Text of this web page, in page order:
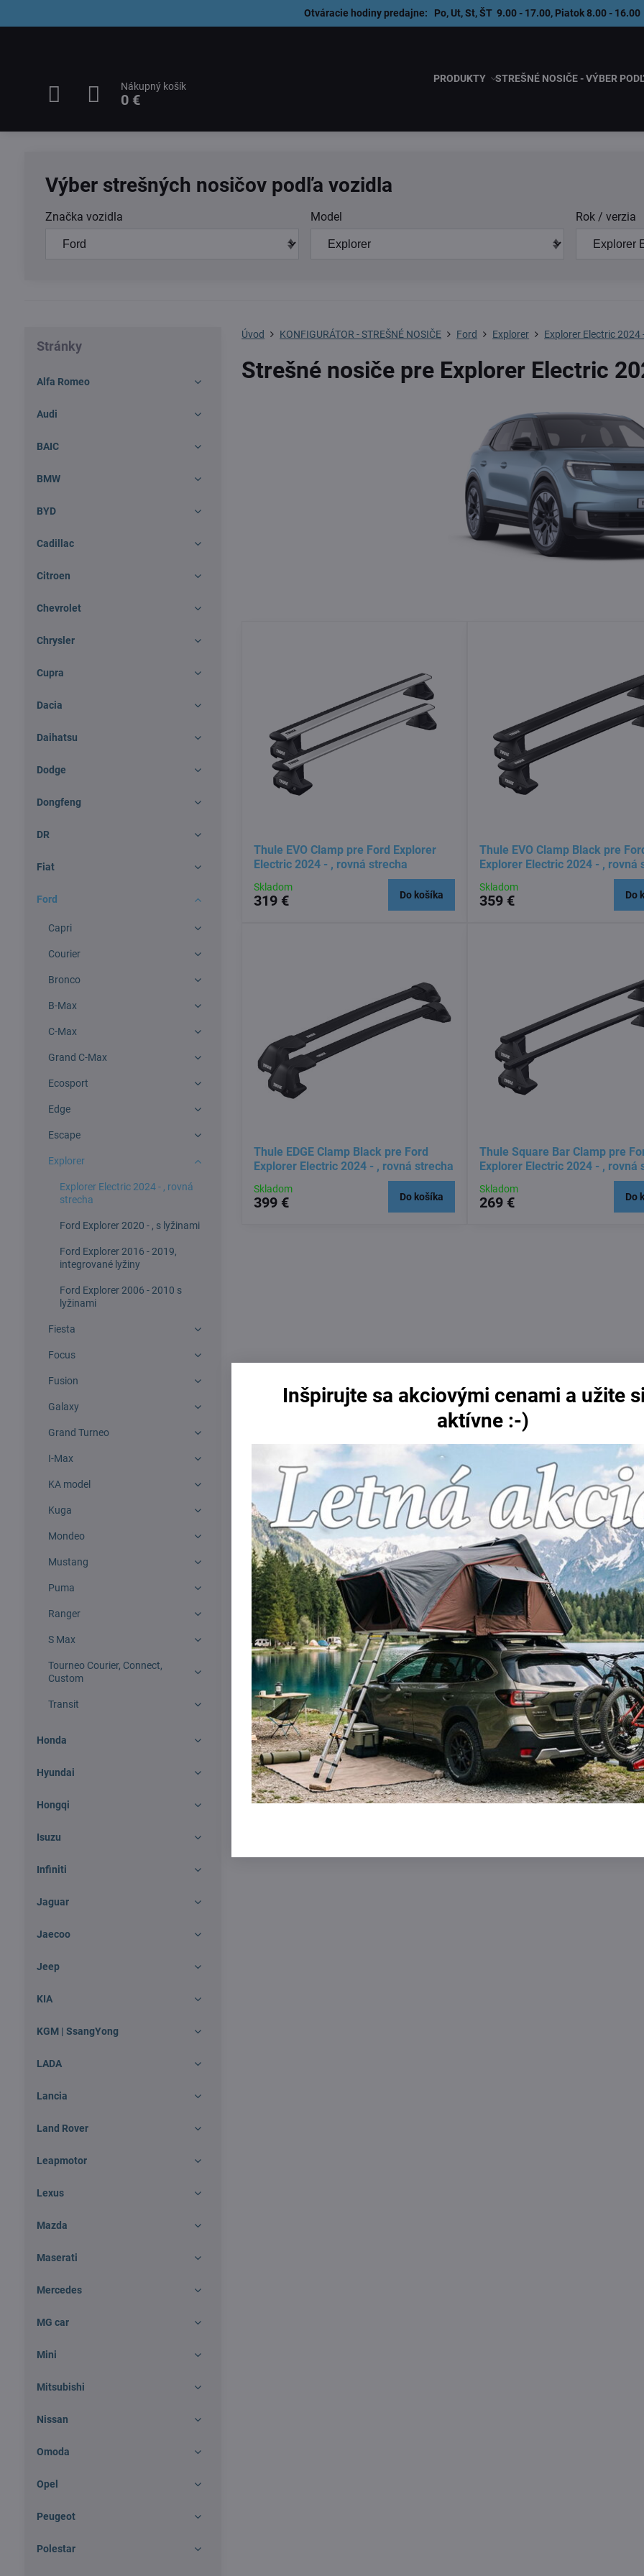
Otváracie hodiny predajne: Po, Ut, St, ŠT 9.00 - 17.00, Piatok 8.00 -
Nákupný košík
0 €
PRODUKTY STREŠNÉ NOSIČE - VÝBER
Výber strešných nosičov podľa vozidla
Značka vozidla Model Rok / verzia
Úvod KONFIGURÁTOR - STREŠNÉ NOSIČE Ford Explorer Explorer Electric 2024
Strešné nosiče pre Explorer Electric
Thule EVO Clamp pre Ford Explorer
Electric 2024 - , rovná strecha
Skladom
319 € Do košíka
Thule EVO Clamp Black pre
Explorer Electric 2024 - , rovná
Skladom
359 € Do
Thule EDGE Clamp Black pre Ford
Explorer Electric 2024 - , rovná strecha
Skladom
399 € Do košíka
Thule Square Bar Clamp pre
Explorer Electric 2024 - , rovná
Skladom
269 € Do
Stránky
Alfa Romeo
Audi
BAIC
BMW
BYD
Cadillac
Citroen
Chevrolet
Chrysler
Cupra
Dacia
Daihatsu
Dodge
Dongfeng
DR
Fiat
Ford
Capri
Courier
Bronco
B-Max
C-Max
Grand C-Max
Ecosport
Edge
Escape
Explorer
Explorer Electric 2024 - , rovná
strecha
Ford Explorer 2020 - , s lyžinami
Ford Explorer 2016 - 2019,
integrované lyžiny
Ford Explorer 2006 - 2010 s
lyžinami
Fiesta
Focus
Fusion
Galaxy
Grand Turneo
I-Max
KA model
Kuga
Mondeo
Mustang
Puma
Ranger
S Max
Tourneo Courier, Connect,
Custom
Transit
Honda
Hyundai
Hongqi
Isuzu
Infiniti
Jaguar
Jaecoo
Jeep
KIA
KGM | SsangYong
LADA
Lancia
Land Rover
Leapmotor
Lexus
Mazda
Maserati
Mercedes
MG car
Mini
Mitsubishi
Nissan
Omoda
Opel
Peugeot
Polestar
Inšpirujte sa akciovými cenami a užite
aktívne :-)